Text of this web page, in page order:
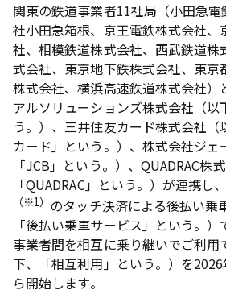
関東の鉄道事業者11社局（小田急
社小田急箱根、京王電鉄株式会社、
社、相模鉄道株式会社、西武鉄道株
式会社、東京地下鉄株式会社、東京
株式会社、横浜高速鉄道株式会社）
アルソリューションズ株式会社（以
う。）、三井住友カード株式会社（
カード」という。）、株式会社ジェ
「JCB」という。）、QUADRAC株
「QUADRAC」という。）が連携し
（※1） のタッチ決済による後払い乗
「後払い乗車サービス」という。
事業者間を相互に乗り継いでご利
下、「相互利用」という。）を
ら開始します。